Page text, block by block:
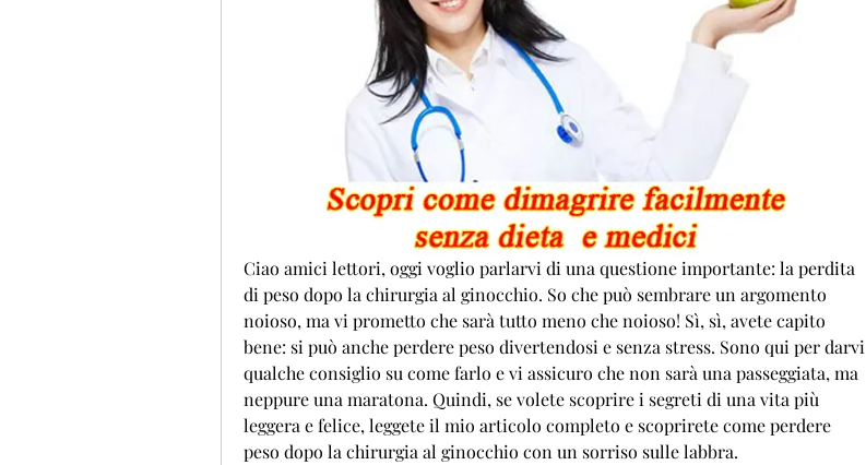
Ciao amici lettori, oggi voglio parlarvi di una questione importante: la perdita
di peso dopo la chirurgia al ginocchio. So che può sembrare un argomento
noioso, ma vi prometto che sarà tutto meno che noioso! Sì, sì, avete capito
bene: si può anche perdere peso divertendosi e senza stress. Sono qui per darvi
qualche consiglio su come farlo e vi assicuro che non sarà una passeggiata, ma
neppure una maratona. Quindi, se volete scoprire i segreti di una vita più
leggera e felice, leggete il mio articolo completo e scoprirete come perdere
peso dopo la chirurgia al ginocchio con un sorriso sulle labbra.